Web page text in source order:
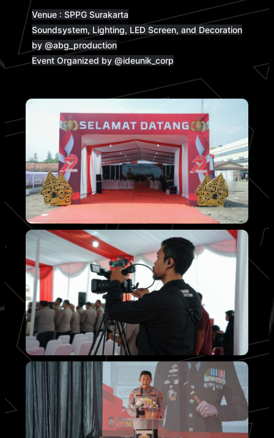
Venue : SPPG Surakarta
Soundsystem, Lighting, LED Screen, and Decoration
by @abg_production
Event Organized by @ideunik_corp